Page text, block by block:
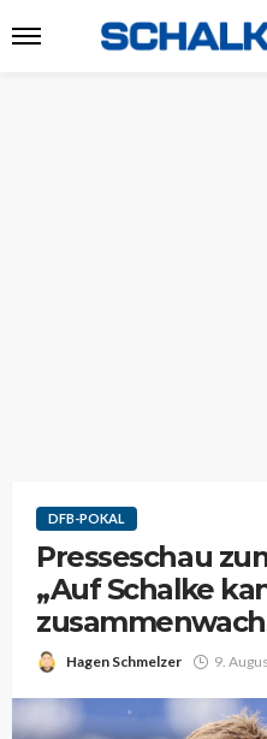
DFB-POKAL
Presseschau
„Auf Schalke
Hagen Schmelzer 9.